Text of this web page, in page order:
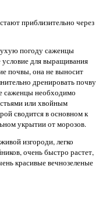
приблизительно через
погоду саженцы
для выращивания
почвы, она не выносит
дренировать почву
саженцы необходимо
или хвойным
сводится в основном к
укрытии от морозов.
изгороди, легко
очень быстро растет,
красивые вечнозеленые